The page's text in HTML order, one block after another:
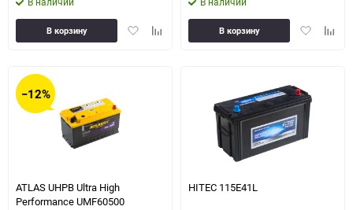
ДобавитьДобавить
В корзину
Добавить
В корзину
−12%
ATLAS UHPB Ultra High
Performance UMF60500
HITEC 115E41L